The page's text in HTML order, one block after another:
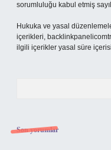
sorumluluğu kabul etmiş
Hukuka ve yasal
içerikleri,
ilgili içerikler yasal süre
Son yorumlar